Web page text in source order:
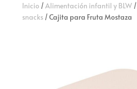
Inicio /Alimentación infantil y BLW/
snacks/ Cajita para Fruta Mostaza